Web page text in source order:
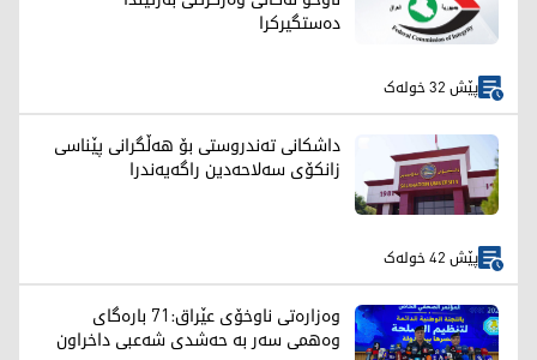
دەستگیرکرا
پێش 32 خولەک
داشکانی تەندروستی بۆ هەڵگرانی پێناسی
زانکۆی سەلاحەدین راگەیەندرا
پێش 42 خولەک
وەزارەتی ناوخۆی عێراق:71 بارەگای
وەهمی سەر بە حەشدی شەعبی داخراون